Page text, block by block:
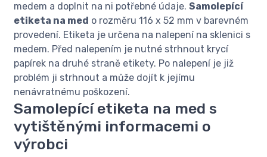
medem a doplnit na ni potřebné údaje. Samolepící
etiketa na med o rozměru 116 x 52 mm v barevném
provedení. Etiketa je určena na nalepení na sklenici s
medem. Před nalepením je nutné strhnout krycí
papírek na druhé straně etikety. Po nalepení je již
problém ji strhnout a může dojít k jejímu
nenávratnému poškození.
Samolepící etiketa na med s
vytištěnými informacemi o
výrobci